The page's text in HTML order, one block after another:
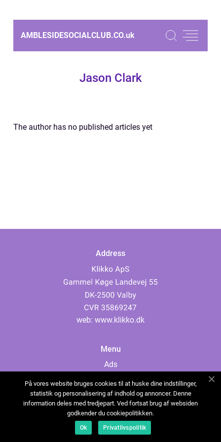
AMBLESIDESOCIALCLUB.CO.uk
Jason Clark
The author has no published articles yet
Address
web: www.klikko.dk
Menu
Ads
Cookies
Contact
Sitemap
På vores website bruges cookies til at huske dine indstillinger,
statistik og personalisering af indhold og annoncer. Denne
information deles med tredjepart. Ved fortsat brug af websiden
godkender du cookiepolitikken.
Ok Privatlivspolitik